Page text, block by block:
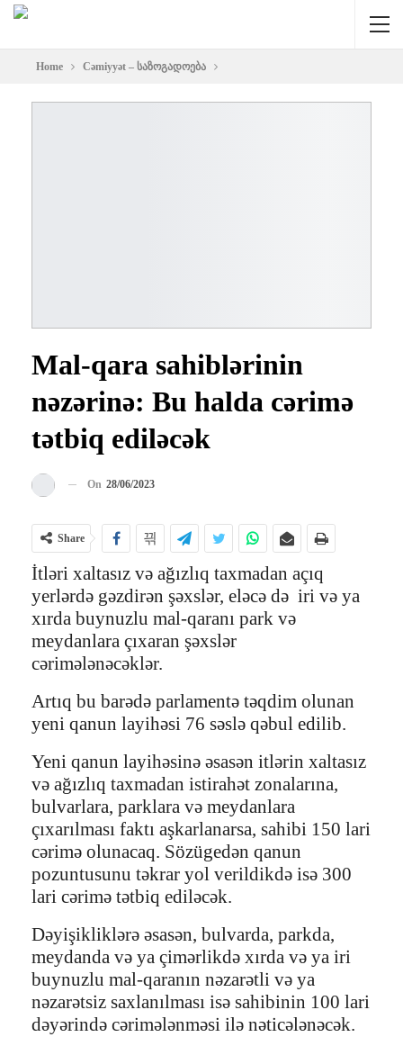
Home Cəmiyyət – საზოგადოება
Mal-qara sahiblərinin
nəzərinə: Bu halda cərimə
tətbiq ediləcək
On 28/06/2023
Share
İtləri xaltasız və ağızlıq taxmadan açıq
yerlərdə gəzdirən şəxslər, eləcə də iri və ya
xırda buynuzlu mal-qaranı park və
meydanlara çıxaran şəxslər
cərimələnəcəklər.
Artıq bu barədə parlamentə təqdim olunan
yeni qanun layihəsi 76 səslə qəbul edilib.
Yeni qanun layihəsinə əsasən itlərin xaltasız
və ağızlıq taxmadan istirahət zonalarına,
bulvarlara, parklara və meydanlara
çıxarılması faktı aşkarlanarsa, sahibi 150 lari
cərimə olunacaq. Sözügedən qanun
pozuntusunu təkrar yol verildikdə isə 300
lari cərimə tətbiq ediləcək.
Dəyişikliklərə əsasən, bulvarda, parkda,
meydanda və ya çimərlikdə xırda və ya iri
buynuzlu mal-qaranın nəzarətli və ya
nəzarətsiz saxlanılması isə sahibinin 100 lari
dəyərində cərimələnməsi ilə nəticələnəcək.